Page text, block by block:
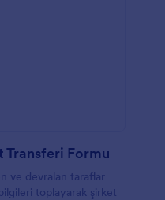
Transferi Formu
ve devralan taraflar
toplayarak şirket